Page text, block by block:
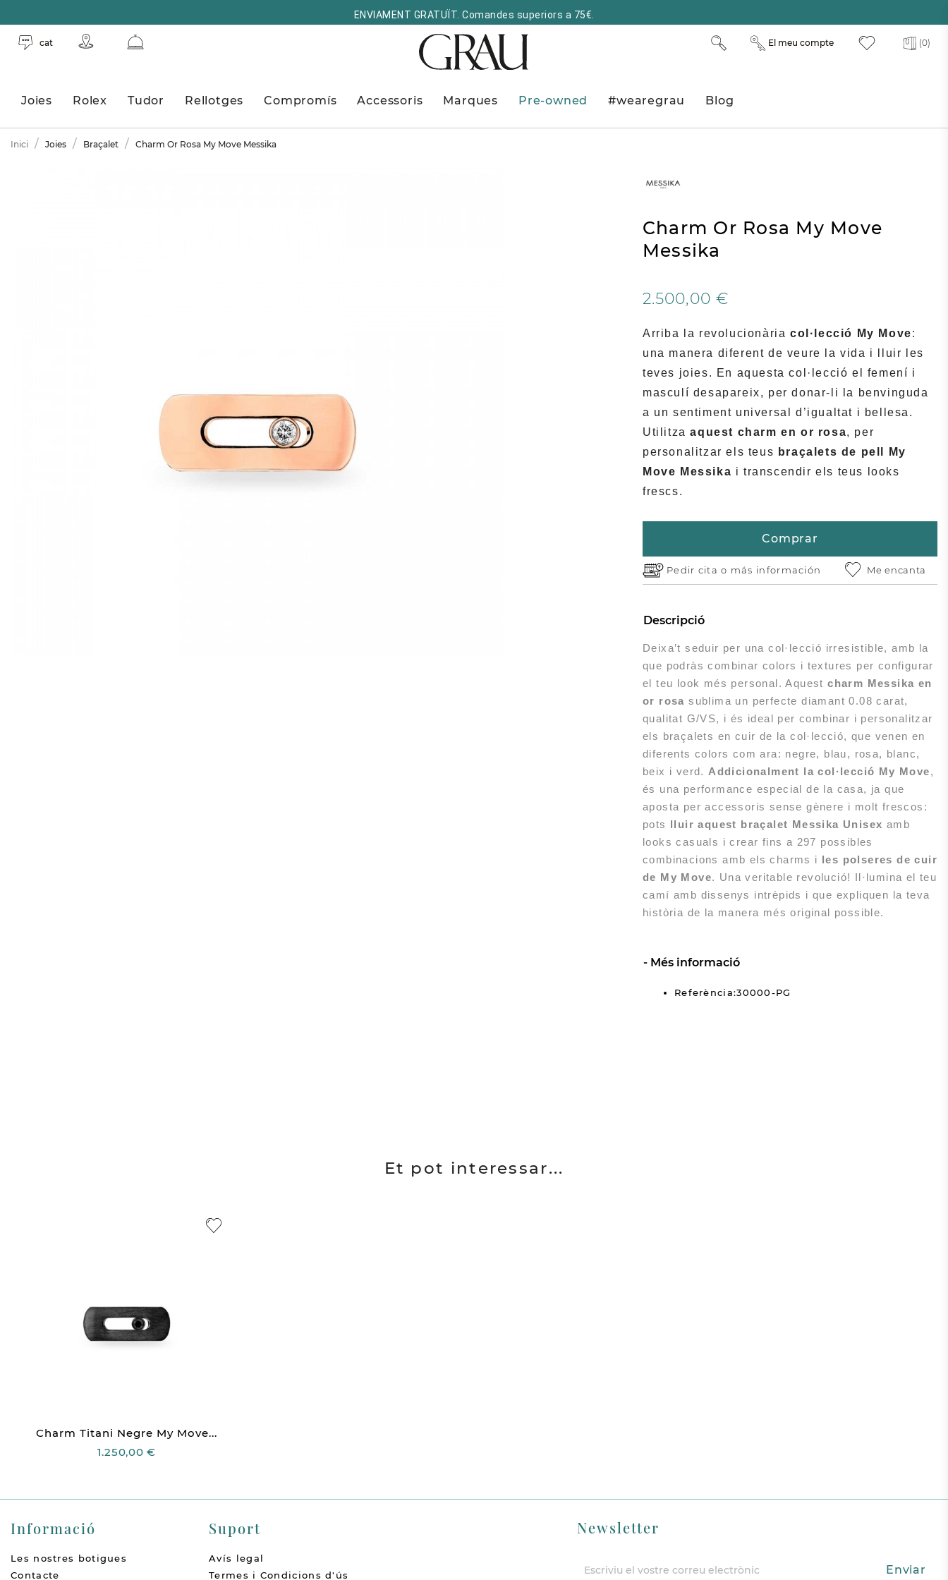
ENVIAMENT GRATUÏT. Comandes superiors a 75€.
cat (0)
El meu compte
Joies Rolex Tudor Rellotges Compromís Accessoris Marques Pre-owned #wearegrau Blog
Inici Joies Braçalet Charm Or Rosa My Move Messika
Charm Or Rosa My Move
Messika
2.500,00 €
Arriba la revolucionària col·lecció My Move:
una manera diferent de veure la vida i lluir les
teves joies. En aquesta col·lecció el femení i
masculí desapareix, per donar-li la benvinguda
a un sentiment universal d’igualtat i bellesa.
Utilitzaaquest charm en or rosa, per
personalitzar els teus braçalets de pell My
Move Messika i transcendir els teus looks
frescs.
Comprar
Pedir cita o más información Me encanta
Descripció
Deixa’t seduir per una col·lecció irresistible, amb la
que podràs combinar colors i textures per configurar
el teu look més personal. Aquestcharm Messika en
or rosa sublima un perfecte diamant 0.08 carat,
qualitat G/VS, i és ideal per combinar i personalitzar
els braçalets en cuir de la col·lecció, que venen en
diferents colors com ara: negre, blau, rosa, blanc,
beix i verd. Addicionalment la col·lecció My Move,
és una performance especial de la casa, ja que
aposta per accessoris sense gènere i molt frescos:
pots lluir aquest braçalet Messika Unisex amb
looks casuals i crear fins a 297 possibles
combinacions amb els charms i les polseres de cuir
de My Move. Una veritable revolució! Il·lumina el teu
camí amb dissenys intrèpids i que expliquen la teva
història de la manera més original possible.
Més informació
Referència:30000-PG
Et pot interessar...
Charm Titani Negre My Move...
1.250,00 €
Informació
Les nostres botigues
Contacte
Suport
Avís legal
Termes i Condicions d'ús
Newsletter
Enviar